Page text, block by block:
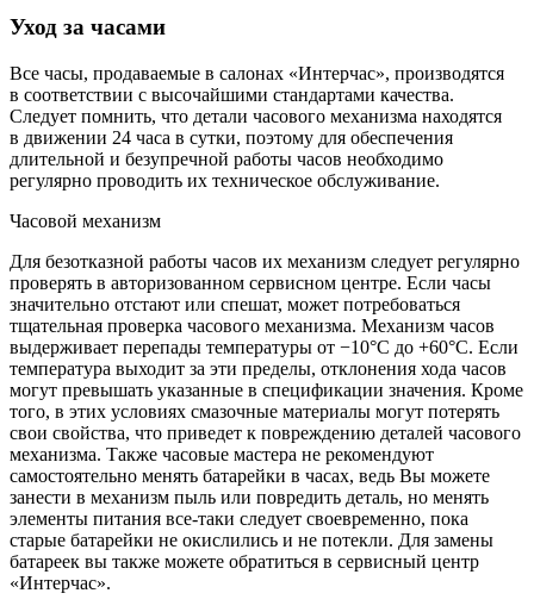
Уход за часами
Все часы, продаваемые в салонах «Интерчас», производятся
в соответствии с высочайшими стандартами качества.
Следует помнить, что детали часового механизма находятся
в движении 24 часа в сутки, поэтому для обеспечения
длительной и безупречной работы часов необходимо
регулярно проводить их техническое обслуживание.
Часовой механизм
Для безотказной работы часов их механизм следует регулярно
проверять в авторизованном сервисном центре. Если часы
значительно отстают или спешат, может потребоваться
тщательная проверка часового механизма. Механизм часов
выдерживает перепады температуры от −10°C до +60°C. Если
температура выходит за эти пределы, отклонения хода часов
могут превышать указанные в спецификации значения. Кроме
того, в этих условиях смазочные материалы могут потерять
свои свойства, что приведет к повреждению деталей часового
механизма. Также часовые мастера не рекомендуют
самостоятельно менять батарейки в часах, ведь Вы можете
занести в механизм пыль или повредить деталь, но менять
элементы питания все-таки следует своевременно, пока
старые батарейки не окислились и не потекли. Для замены
батареек вы также можете обратиться в сервисный центр
«Интерчас».